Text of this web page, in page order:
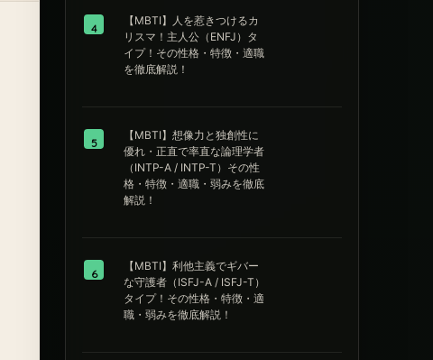
4
【MBTI】人を惹きつけるカ
リスマ！主人公（ENFJ）タ
イプ！その性格・特徴・適職
を徹底解説！
5
【MBTI】想像力と独創性に
優れ・正直で率直な論理学者
（INTP-A / INTP-T）その性
格・特徴・適職・弱みを徹底
解説！
6
【MBTI】利他主義でギバー
な守護者（ISFJ-A / ISFJ-T）
タイプ！その性格・特徴・適
職・弱みを徹底解説！